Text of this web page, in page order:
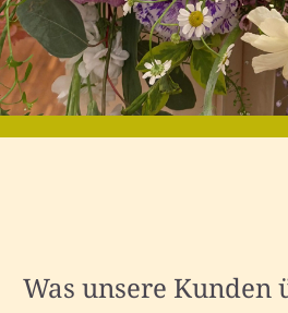
Was unsere Kunden